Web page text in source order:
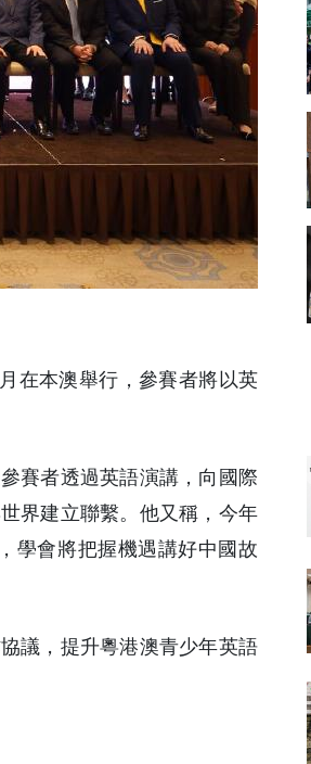
在本澳舉行，參賽者將以英
賽者透過英語演講，向國際
界建立聯繫。他又稱，今年
學會將把握機遇講好中國故
議，提升粵港澳青少年英語